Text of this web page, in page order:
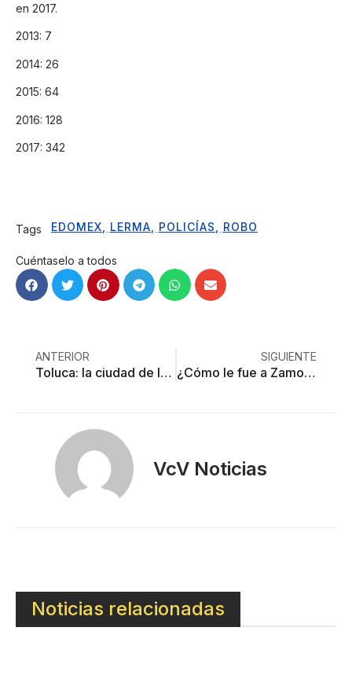
en 2017.
2013: 7
2014: 26
2015: 64
2016: 128
2017: 342
Tags EDOMEX LERMA POLICÍAS ROBO
Cuéntaselo a todos
ANTERIOR
Toluca: la ciudad de los desaparecidos
SIGUIENTE
¿Cómo le fue a Zamora en seguridad?
VcV Noticias
Noticias relacionadas